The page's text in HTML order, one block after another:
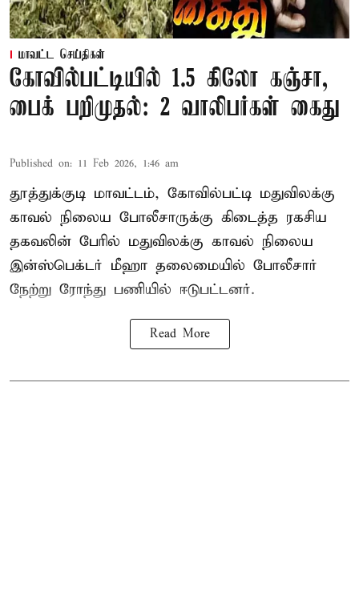
மாவட்ட செய்திகள்
கோவில்பட்டியில் 1.5 கிலோ கஞ்சா,
பைக் பறிமுதல்: 2 வாலிபர்கள் கைது
Published on: 11 Feb 2026, 1:46 am
தூத்துக்குடி மாவட்டம், கோவில்பட்டி மதுவிலக்கு
காவல் நிலைய போலீசாருக்கு கிடைத்த ரகசிய
தகவலின் பேரில் மதுவிலக்கு காவல் நிலைய
இன்ஸ்பெக்டர் மீஹா தலைமையில் போலீசார்
நேற்று ரோந்து பணியில் ஈடுபட்டனர்.
Read More